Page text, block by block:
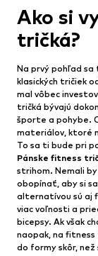
Ako si
tričká?
Na prvý pohľad sa
klasických tričiek
mal vôbec
tričká bývajú
športe a pohybe.
materiálov, ktoré
To sa ti bude pri
Pánske fitness
strihom. Nemali
obopínať, aby si
alternatívou sú aj
viac voľnosti a
bicepsy. Ak však
naopak, na fitness
do formy skôr, než